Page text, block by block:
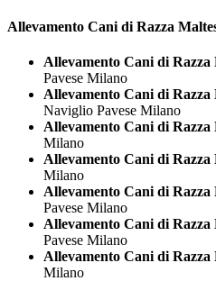
Allevamento Cani di Razza
Allevamento Cani di Razza
Pavese Milano
Allevamento Cani di
Naviglio Pavese Milano
Allevamento Cani di Razza
Milano
Allevamento Cani di Razza
Milano
Allevamento Cani di Razza
Pavese Milano
Allevamento Cani di Razza
Pavese Milano
Allevamento Cani di Razza
Milano